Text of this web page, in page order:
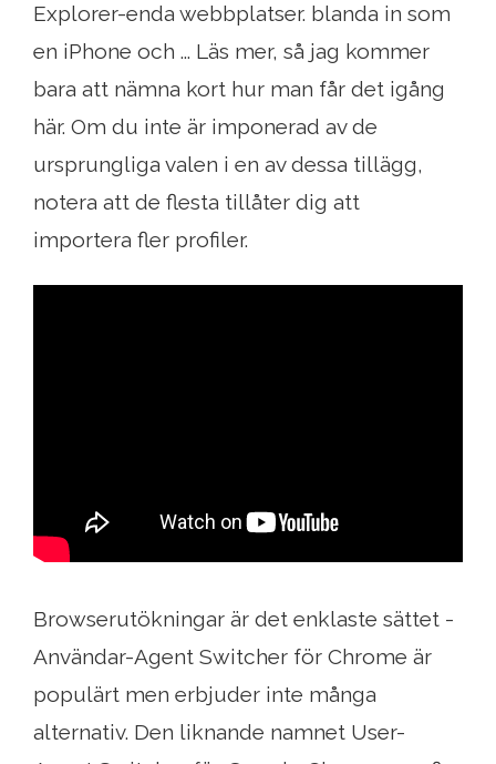
Explorer-enda webbplatser. blanda in som
en iPhone och ... Läs mer, så jag kommer
bara att nämna kort hur man får det igång
här. Om du inte är imponerad av de
ursprungliga valen i en av dessa tillägg,
notera att de flesta tillåter dig att
importera fler profiler.
Browserutökningar är det enklaste sättet -
Användar-Agent Switcher för Chrome är
populärt men erbjuder inte många
alternativ. Den liknande namnet User-